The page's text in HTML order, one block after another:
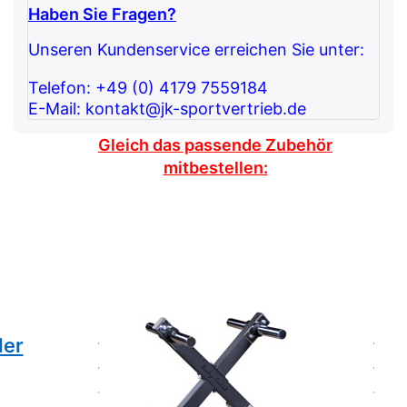
Haben Sie Fragen?
Unseren Kundenservice erreichen Sie unter:
Telefon: +49 (0) 4179 7559184
E-Mail: kontakt@jk-sportvertrieb.de
Gleich das passende Zubehör
mitbestellen:
Hantelscheibenständer
X-Design